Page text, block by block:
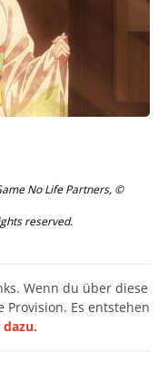
No Life Partners, ©
reserved.
Wenn du über diese
Es entstehen